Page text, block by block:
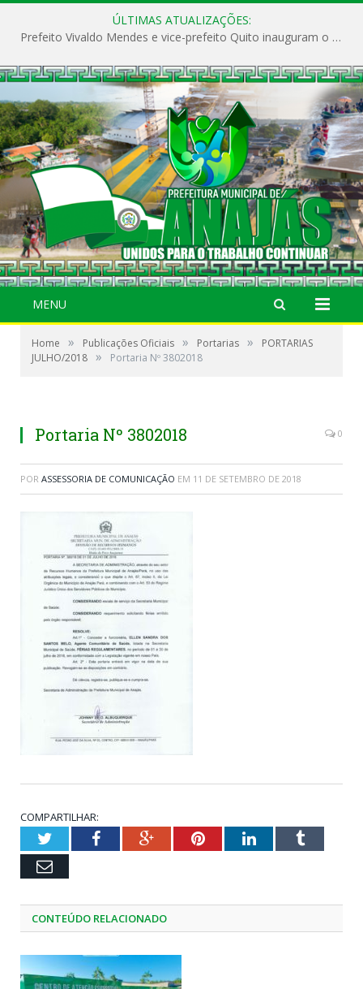
ÚLTIMAS ATUALIZAÇÕES:
Prefeito Vivaldo Mendes e vice-prefeito Quito inauguram o CAPS e fortalecem a saúde pública em Anajás.
MENU
Home » Publicações Oficiais » Portarias »
PORTARIAS
JULHO/2018 » Portaria Nº 3802018
Portaria Nº 3802018 0
POR ASSESSORIA DE COMUNICAÇÃO EM 11 DE SETEMBRO DE 2018
COMPARTILHAR:
TwitterFacebookGoogle+PinterestLinkedInTumblr
Email
CONTEÚDO RELACIONADO